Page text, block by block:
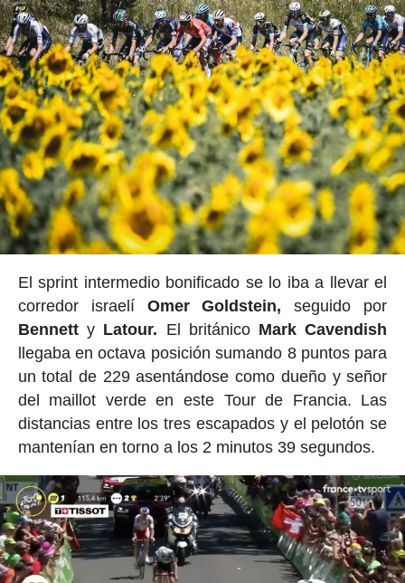
El sprint intermedio bonificado se lo iba a llevar el
corredor israelí Omer Goldstein, seguido por
Bennetty Latour. El británico Mark Cavendish
llegaba en octava posición sumando 8 puntos para
un total de 229 asentándose como dueño y señor
del maillot verde en este Tour de Francia. Las
distancias entre los tres escapados y el pelotón se
mantenían en torno a los 2 minutos 39 segundos.